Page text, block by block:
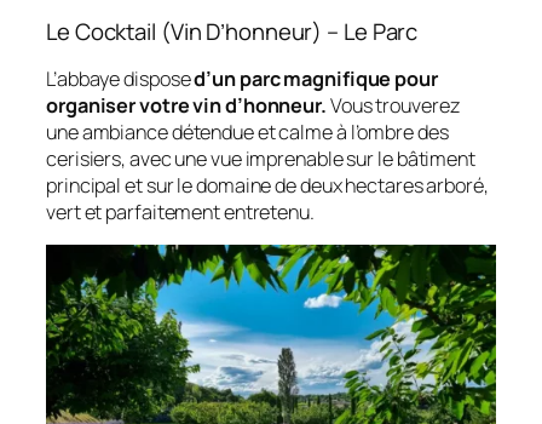
Le Cocktail (Vin D’honneur) – Le Parc
L’abbaye disposed’un parc magnifique pour
organiser votre vin d’honneur.Vous trouverez
une ambiance détendue et calme à l’ombre des
cerisiers, avec une vue imprenable sur le bâtiment
principal et sur le domaine de deux hectares arboré,
vert et parfaitement entretenu.